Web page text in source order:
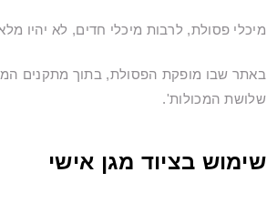
מיכלי פסולת, לרבות מיכלי חדים, לא יהיו
באתר שבו מופקת הפסולת, בתוך מתקנים
שלושת המכולות'.
שימוש בציוד מגן אישי